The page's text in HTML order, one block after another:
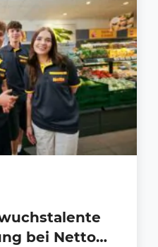
bei Netto